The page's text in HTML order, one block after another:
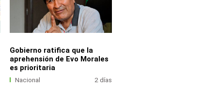
Gobierno ratifica que la
aprehensión de Evo Morales
es prioritaria
Nacional 2 días